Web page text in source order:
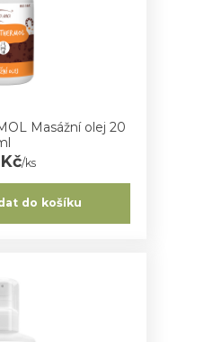
Masážní olej 20
/ks
do košíku